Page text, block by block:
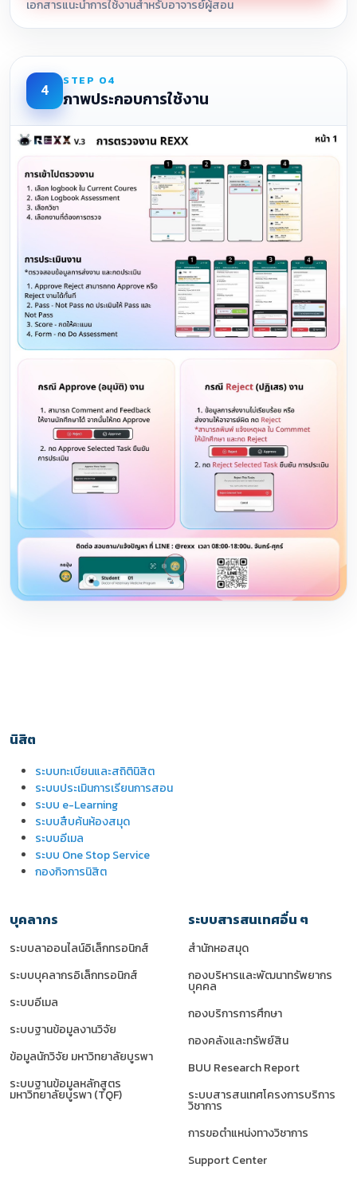
เอกสารแนะนำการใช้งานสำหรับอาจารย์ผู้สอน
4
STEP 04
ภาพประกอบการใช้งาน
นิสิต
ระบบทะเบียนและสถิตินิสิต
ระบบประเมินการเรียนการสอน
ระบบ e-Learning
ระบบสืบค้นห้องสมุด
ระบบอีเมล
ระบบ One Stop Service
กองกิจการนิสิต
บุคลากร
ระบบลาออนไลน์อิเล็กทรอนิกส์
ระบบบุคลากรอิเล็กทรอนิกส์
ระบบอีเมล
ระบบฐานข้อมูลงานวิจัย
ข้อมูลนักวิจัย มหาวิทยาลัยบูรพา
ระบบฐานข้อมูลหลักสูตร
มหาวิทยาลัยบูรพา (TQF)
ระบบสารสนเทศอื่น ๆ
สำนักหอสมุด
กองบริหารและพัฒนาทรัพยากร
บุคคล
กองบริการการศึกษา
กองคลังและทรัพย์สิน
BUU Research Report
ระบบสารสนเทศโครงการบริการ
วิชาการ
การขอตำแหน่งทางวิชาการ
Support Center